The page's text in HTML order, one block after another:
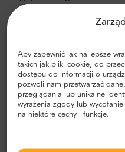
Aby zapewnić jak najlepsze
takich jak pliki cookie, do
dostępu do informacji o
pozwoli nam przetwarzać
przeglądania lub unikalne
wyrażenia zgody lub
na niektóre cechy i funkcje.
Koszt transferu na
jest niższa od taksówki
bez żadnych dodatkowych
gotówką. Możesz
przez PayPala. Pamiętaj,
lotniskowe mają stałą
koszt nie zmienia się w